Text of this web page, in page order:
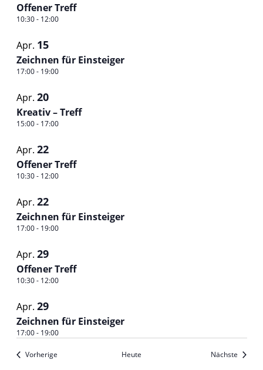
Offener Treff
10:30- 12:00
Apr. 15
Zeichnen für Einsteiger
17:00- 19:00
Apr. 20
Kreativ – Treff
15:00- 17:00
Apr. 22
Offener Treff
10:30- 12:00
Apr. 22
Zeichnen für Einsteiger
17:00- 19:00
Apr. 29
Offener Treff
10:30- 12:00
Apr. 29
Zeichnen für Einsteiger
17:00- 19:00
VorherigeVeranstaltungen Heute Nächste